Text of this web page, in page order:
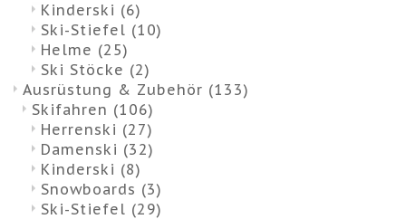
Kinderski (6)
Ski-Stiefel (10)
Helme (25)
Ski Stöcke (2)
Ausrüstung & Zubehör (133)
Skifahren (106)
Herrenski (27)
Damenski (32)
Kinderski (8)
Snowboards (3)
Ski-Stiefel (29)